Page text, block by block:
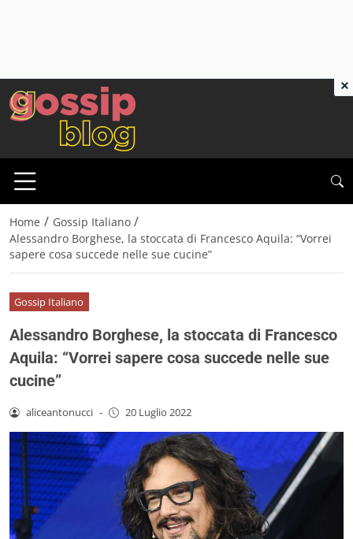
Home / Gossip Italiano /
Alessandro Borghese, la stoccata di Francesco Aquila: “Vorrei
sapere cosa succede nelle sue cucine”
Gossip Italiano
Alessandro Borghese, la stoccata di Francesco
Aquila: “Vorrei sapere cosa succede nelle sue
cucine”
aliceantonucci - 20 Luglio 2022
×